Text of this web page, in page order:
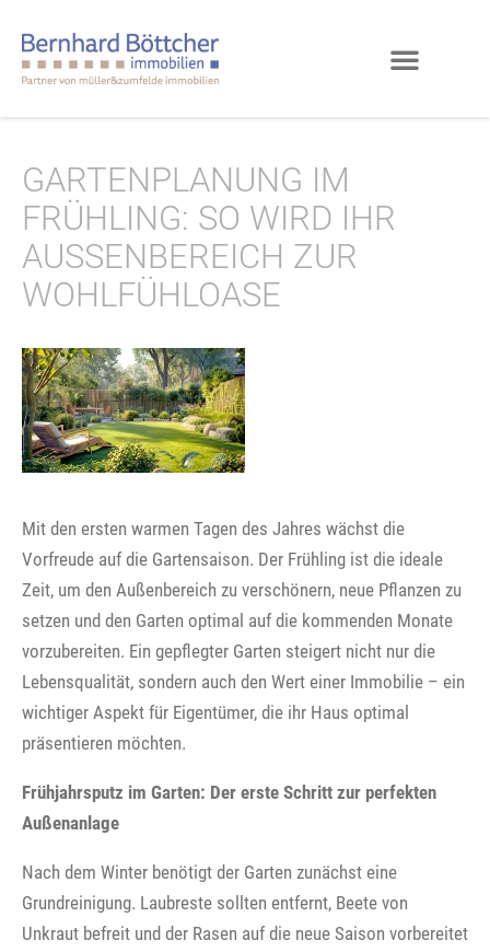
GARTENPLANUNG IM
FRÜHLING: SO WIRD IHR
AUSSENBEREICH ZUR W
OHLFÜHLOASE
Mit den ersten warmen Tagen des Jahres wächst die
Vorfreude auf die Gartensaison. Der Frühling ist die ideale
Zeit, um den Außenbereich zu verschönern, neue Pflanzen zu
setzen und den Garten optimal auf die kommenden Monate
vorzubereiten. Ein gepflegter Garten steigert nicht nur die
Lebensqualität, sondern auch den Wert einer Immobilie – ein
wichtiger Aspekt für Eigentümer, die ihr Haus optimal
präsentieren möchten.
Frühjahrsputz im Garten: Der erste Schritt zur perfekten
Außenanlage
Nach dem Winter benötigt der Garten zunächst eine
Grundreinigung. Laubreste sollten entfernt, Beete von
Unkraut befreit und der Rasen auf die neue Saison vorbereitet